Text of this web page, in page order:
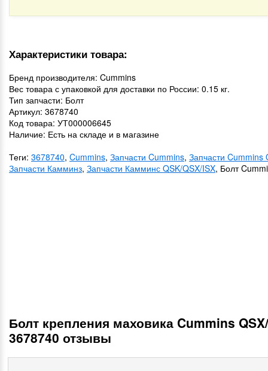
Характеристики товара:
Бренд производителя: Cummins
Вес товара с упаковкой для доставки по России: 0.15 кг.
Тип запчасти: Болт
Артикул: 3678740
Код товара: УТ000006645
Наличие: Есть на складе и в магазине
Теги: 3678740, Cummins, Запчасти Cummins, Запчасти Cummins
Запчасти Камминз, Запчасти Камминс QSK/QSX/ISX, Болт
Болт крепления маховика Cummins
3678740 отзывы